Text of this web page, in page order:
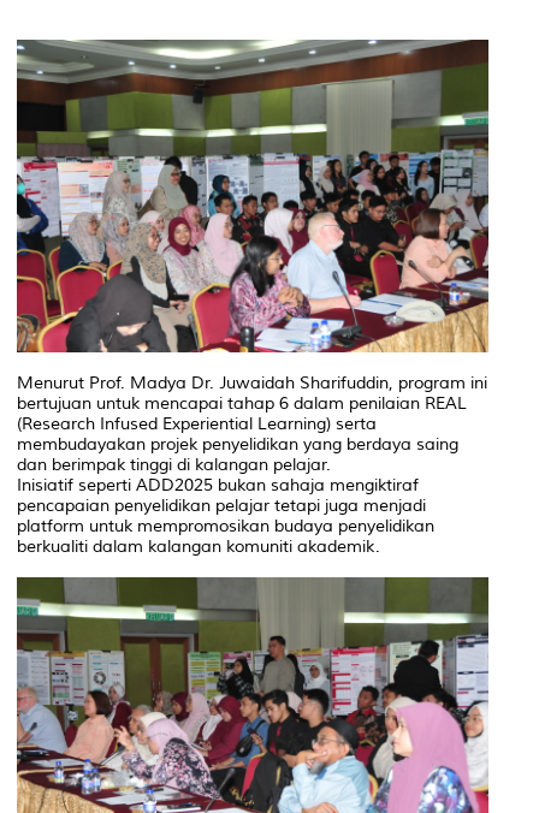
Menurut Prof. Madya Dr. Juwaidah Sharifuddin, program ini
bertujuan untuk mencapai tahap 6 dalam penilaian REAL
(Research Infused Experiential Learning) serta
membudayakan projek penyelidikan yang berdaya saing
dan berimpak tinggi di kalangan pelajar.
Inisiatif seperti ADD2025 bukan sahaja mengiktiraf
pencapaian penyelidikan pelajar tetapi juga menjadi
platform untuk mempromosikan budaya penyelidikan
berkualiti dalam kalangan komuniti akademik.